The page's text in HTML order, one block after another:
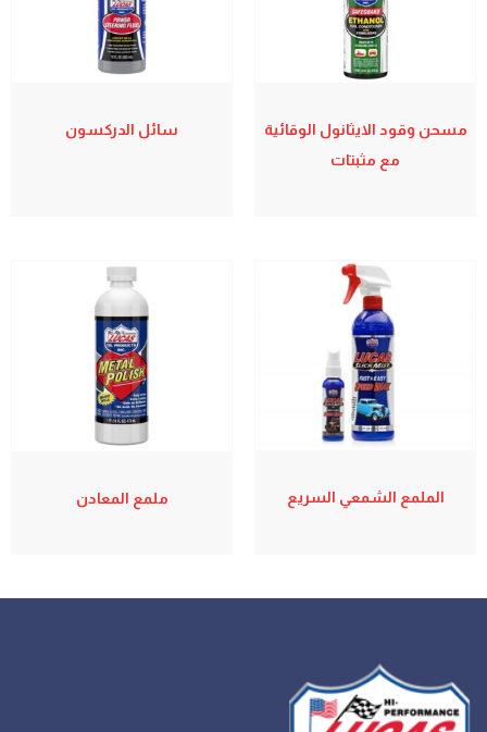
مسحن وقود الايثانول الوقائية
مع مثبتات
سائل الدركسون
الملمع الشمعي السريع ملمع المعادن